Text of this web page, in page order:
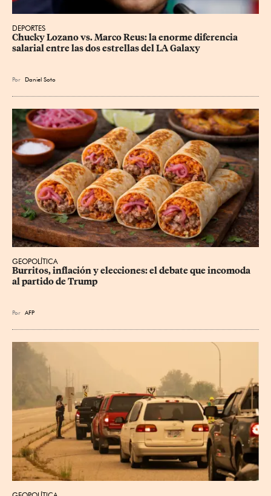
DEPORTES
Chucky Lozano vs. Marco Reus: la enorme diferencia
salarial entre las dos estrellas del LA Galaxy
Por Daniel Soto
GEOPOLÍTICA
Burritos, inflación y elecciones: el debate que incomoda
al partido de Trump
Por AFP